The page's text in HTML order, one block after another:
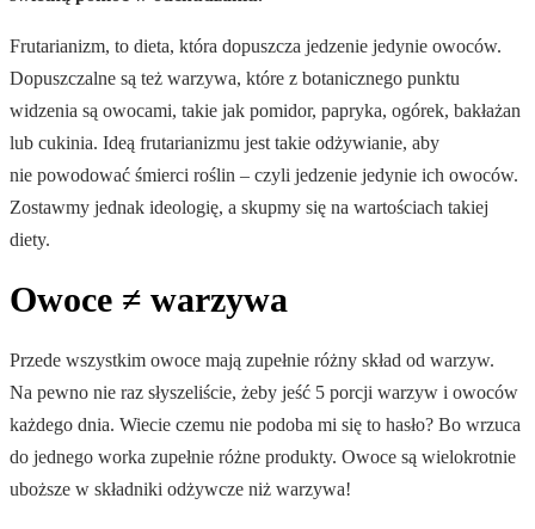
Frutarianizm, to dieta, która dopuszcza jedzenie jedynie owoców.
Dopuszczalne są też warzywa, które z botanicznego punktu
widzenia są owocami, takie jak pomidor, papryka, ogórek, bakłażan
lub cukinia. Ideą frutarianizmu jest takie odżywianie, aby
nie powodować śmierci roślin – czyli jedzenie jedynie ich owoców.
Zostawmy jednak ideologię, a skupmy się na wartościach takiej
diety.
Owoce ≠ warzywa
Przede wszystkim owoce mają zupełnie różny skład od warzyw.
Na pewno nie raz słyszeliście, żeby jeść 5 porcji warzyw i owoców
każdego dnia. Wiecie czemu nie podoba mi się to hasło? Bo wrzuca
do jednego worka zupełnie różne produkty. Owoce są wielokrotnie
uboższe w składniki odżywcze niż warzywa!